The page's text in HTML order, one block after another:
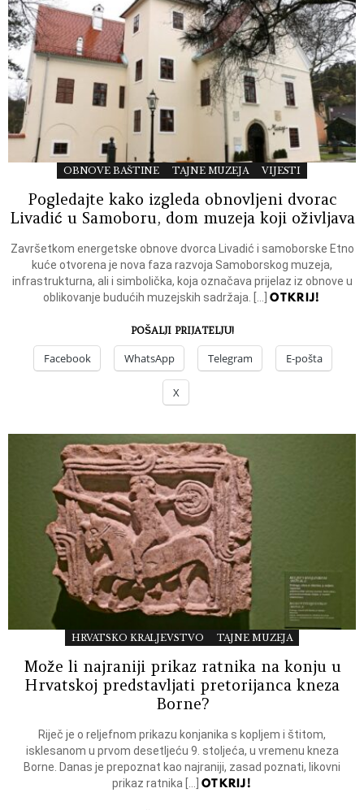
OBNOVE BAŠTINE TAJNE MUZEJA VIJESTI
Pogledajte kako izgleda obnovljeni dvorac
Livadić u Samoboru, dom muzeja koji oživljava
Završetkom energetske obnove dvorca Livadić i samoborske Etno
kuće otvorena je nova faza razvoja Samoborskog muzeja,
infrastrukturna, ali i simbolička, koja označava prijelaz iz obnove u
oblikovanje budućih muzejskih sadržaja. […]OTKRIJ!
POŠALJI PRIJATELJU!
Facebook WhatsApp Telegram E-pošta
X
HRVATSKO KRALJEVSTVO TAJNE MUZEJA
Može li najraniji prikaz ratnika na konju u
Hrvatskoj predstavljati pretorijanca kneza
Borne?
Riječ je o reljefnom prikazu konjanika s kopljem i štitom,
isklesanom u prvom desetljeću 9. stoljeća, u vremenu kneza
Borne. Danas je prepoznat kao najraniji, zasad poznati, likovni
prikaz ratnika […] OTKRIJ!